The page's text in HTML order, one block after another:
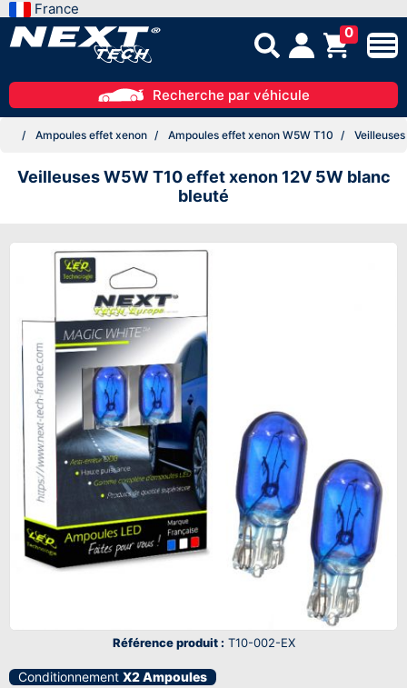
France
0
Recherche par véhicule
Ampoules effet xenon Ampoules effet xenon W5W T10
Veilleuses W5W T10 effet xenon 12V 5W blanc
bleuté
Référence produit : T10-002-EX
Conditionnement X2 Ampoules